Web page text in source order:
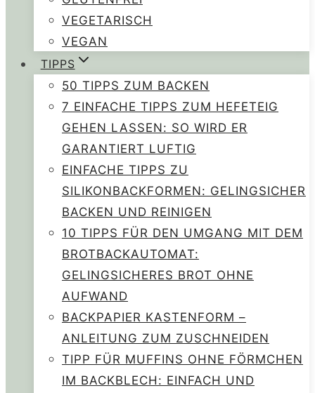
VEGETARISCH
VEGAN
TIPPS
50 TIPPS ZUM BACKEN
7 EINFACHE TIPPS ZUM HEFETEIG
GEHEN LASSEN: SO WIRD ER
GARANTIERT LUFTIG
EINFACHE TIPPS ZU
SILIKONBACKFORMEN: GELINGSICHER
BACKEN UND REINIGEN
10 TIPPS FÜR DEN UMGANG MIT DEM
BROTBACKAUTOMAT:
GELINGSICHERES BROT OHNE
AUFWAND
BACKPAPIER KASTENFORM –
ANLEITUNG ZUM ZUSCHNEIDEN
TIPP FÜR MUFFINS OHNE FÖRMCHEN
IM BACKBLECH: EINFACH UND